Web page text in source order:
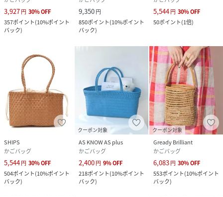
つとない手編みの証です。
使い込むほどにあなたの手に馴染み、形が整っていく過程
も、このバッグを育てる楽しみの一つとして愛していただけ
手仕事ならではの、自然で優しい風合いをどうぞお楽しみく
ださい。
【メーカー情報】
品番：S26005
NHEは、ベトナムの職人の手仕事と、あなたの日常をつなぐ
ブランドです。
私たちの願いは、あなたの暮らしを心地よく、そしてほんの
少しだけ特別にすること。
3,927円 30%OFF
357ポイント(10%ポイント
バック)
9,350円
850ポイント(10%ポイント
バック)
5,544円 30%OFF
50ポイント(1倍)
SHIPS
かごバッグ
5,544円 30%OFF
504ポイント(10%ポイント
バック)
クーポン対象
AS KNOW AS plus
かごバッグ
2,400円 9%OFF
218ポイント(10%ポイント
バック)
クーポン対象
Gready Brilliant
かごバッグ
6,083円 30%OFF
553ポイント(10%ポイント
バック)